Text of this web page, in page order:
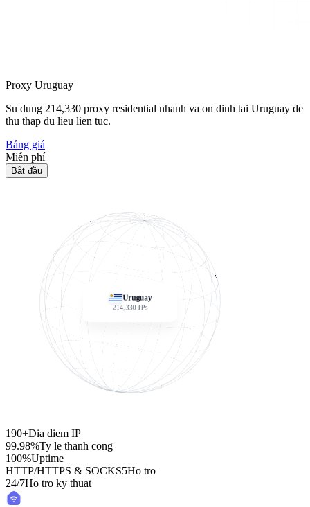
Proxy Uruguay
Su dung 214,330 proxy residential nhanh va on dinh tai Uruguay de
thu thap du lieu lien tuc.
Bảng giá
Miễn phí
Bắt đầu
Uruguay
214,330IPs
190+Dia diem IP
99.98%Ty le thanh cong
100%Uptime
HTTP/HTTPS & SOCKS5Ho tro
24/7Ho tro ky thuat